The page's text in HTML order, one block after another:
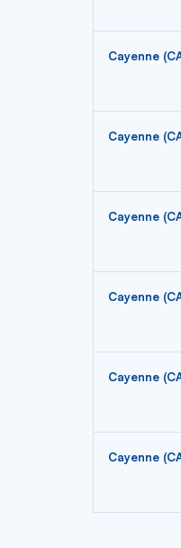
Cayenne
Cayenne
Cayenne
Cayenne
Cayenne
Cayenne